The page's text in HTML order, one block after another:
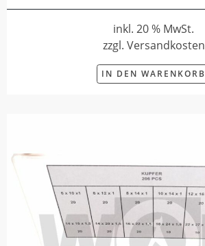
inkl. 20 % MwSt.
zzgl. Versandkosten
IN DEN WARENKORB